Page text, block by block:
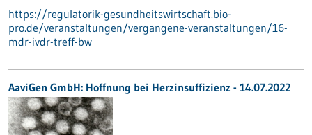
https://regulatorik-gesundheitswirtschaft.bio-
pro.de/veranstaltungen/vergangene-veranstaltungen/16-
mdr-ivdr-treff-bw
AaviGen GmbH: Hoffnung bei Herzinsuffizienz - 14.07.2022